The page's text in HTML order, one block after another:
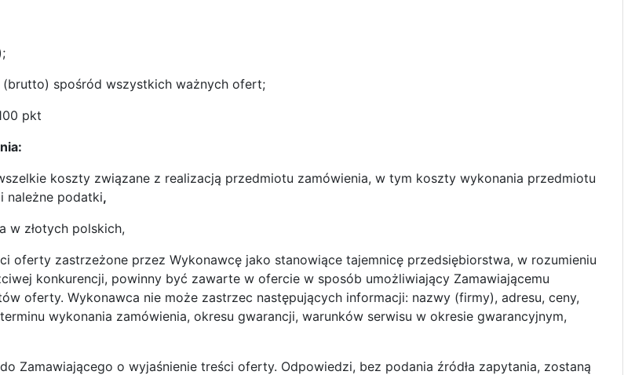
spośród wszystkich ważnych ofert;
pkt
koszty związane z realizacją przedmiotu zamówienia, w tym koszty wykonania przedmiotu
należne podatki,
w złotych polskich,
oferty zastrzeżone przez Wykonawcę jako stanowiące tajemnicę przedsiębiorstwa, w rozumieniu
konkurencji, powinny być zawarte w ofercie w sposób umożliwiający Zamawiającemu
oferty. Wykonawca nie może zastrzec następujących informacji: nazwy (firmy), adresu, ceny,
wykonania zamówienia, okresu gwarancji, warunków serwisu w okresie gwarancyjnym,
Zamawiającego o wyjaśnienie treści oferty. Odpowiedzi, bez podania źródła zapytania, zostaną